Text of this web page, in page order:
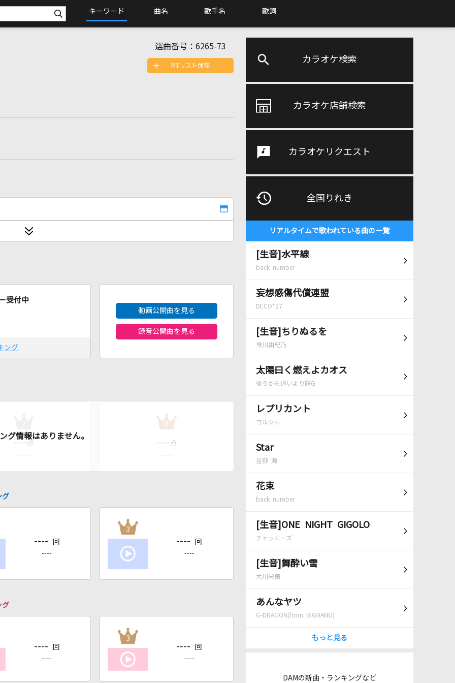
キーワード 曲名 歌手名 歌詞
カラオケ検索
カラオケ店舗検索
カラオケリクエスト
全国りれき
リアルタイムで歌われている曲の一覧
[生音]水平線
back number
妄想感傷代償連盟
DECO*27
[生音]ちりぬるを
市川由紀乃
太陽曰く燃えよカオス
後ろから這いより隊G
レプリカント
ヨルシカ
Star
星野 源
花束
back number
[生音]ONE NIGHT GIGOLO
チェッカーズ
[生音]舞酔い雪
大川栄策
あんなヤツ
G-DRAGON(from BIGBANG)
もっと見る
DAMの新曲・ランキングなど
選曲番号： 6265-73
MYリスト保存
受付中
ング
動画公開曲を見る
録音公開曲を見る
---- 点
----
3
---- 点
----
グ
---- 回
----
3
---- 回
----
グ
---- 回
----
3
---- 回
----